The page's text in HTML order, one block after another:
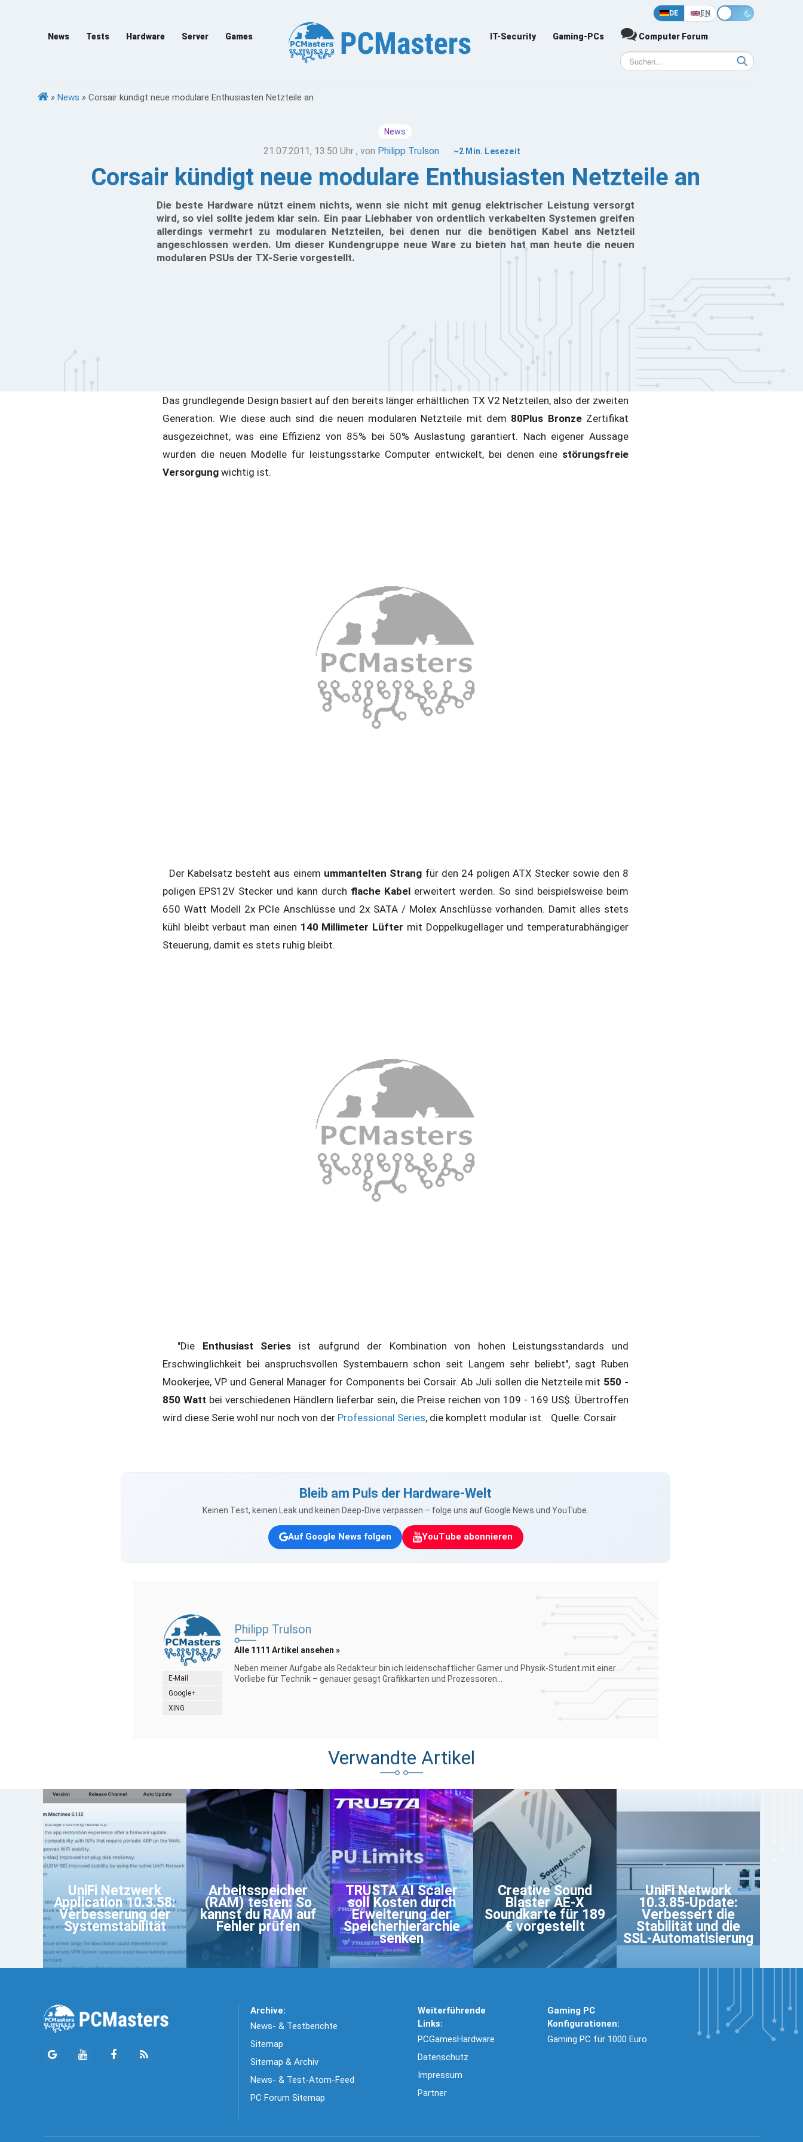
DE EN
News Tests Hardware Server Games IT-Security Gaming-PCs Computer Forum
» News » Corsair kündigt neue modulare Enthusiasten Netzteile an
News
21.07.2011, 13:50 Uhr , von Philipp Trulson ~2 Min. Lesezeit
Corsair kündigt neue modulare Enthusiasten Netzteile an
Die beste Hardware nützt einem nichts, wenn sie nicht mit genug elektrischer Leistung versorgt
wird, so viel sollte jedem klar sein. Ein paar Liebhaber von ordentlich verkabelten Systemen greifen
allerdings vermehrt zu modularen Netzteilen, bei denen nur die benötigen Kabel ans Netzteil
angeschlossen werden. Um dieser Kundengruppe neue Ware zu bieten hat man heute die neuen
modularen PSUs der TX-Serie vorgestellt.
Das grundlegende Design basiert auf den bereits länger erhältlichen TX V2 Netzteilen, also der zweiten
Generation. Wie diese auch sind die neuen modularen Netzteile mit dem 80Plus BronzeZertifikat
ausgezeichnet, was eine Effizienz von 85% bei 50% Auslastung garantiert. Nach eigener Aussage
wurden die neuen Modelle für leistungsstarke Computer entwickelt, bei denen eine störungsfreie
Versorgung wichtig ist.
Der Kabelsatz besteht aus einem ummantelten Strang für den 24 poligen ATX Stecker sowie den 8
poligen EPS12V Stecker und kann durch flache Kabel erweitert werden. So sind beispielsweise beim
650 Watt Modell 2x PCIe Anschlüsse und 2x SATA / Molex Anschlüsse vorhanden. Damit alles stets
kühl bleibt verbaut man einen 140 Millimeter Lüfter mit Doppelkugellager und temperaturabhängiger
Steuerung, damit es stets ruhig bleibt.
"Die Enthusiast Series ist aufgrund der Kombination von hohen Leistungsstandards und
Erschwinglichkeit bei anspruchsvollen Systembauern schon seit Langem sehr beliebt", sagt Ruben
Mookerjee, VP und General Manager for Components bei Corsair. Ab Juli sollen die Netzteile mit 550 -
850 Watt bei verschiedenen Händlern lieferbar sein, die Preise reichen von 109 - 169 US$. Übertroffen
wird diese Serie wohl nur noch von der Professional Series, die komplett modular ist. Quelle: Corsair
Bleib am Puls der Hardware-Welt
Keinen Test, keinen Leak und keinen Deep-Dive verpassen – folge uns auf Google News und YouTube.
Auf Google News folgen YouTube abonnieren
E-Mail
Google+
XING
Philipp Trulson
Alle 1111 Artikel ansehen »
Neben meiner Aufgabe als Redakteur bin ich leidenschaftlicher Gamer und Physik-Student mit einer
Vorliebe für Technik – genauer gesagt Grafikkarten und Prozessoren...
Verwandte Artikel
UniFi Netzwerk
Application 10.3.58:
Verbesserung der
Systemstabilität
Arbeitsspeicher
(RAM) testen: So
kannst du RAM auf
Fehler prüfen
TRUSTA AI Scaler
soll Kosten durch
Erweiterung der
Speicherhierarchie
senken
Creative Sound
Blaster AE-X
Soundkarte für 189
€ vorgestellt
UniFi Network
10.3.85-Update:
Verbessert die
Stabilität und die
SSL-Automatisierung
Archive:
News- & Testberichte
Sitemap
Sitemap & Archiv
News- & Test-Atom-Feed
PC Forum Sitemap
Weiterführende
Links:
PCGamesHardware
Datenschutz
Impressum
Partner
Gaming PC
Konfigurationen:
Gaming PC für 1000 Euro